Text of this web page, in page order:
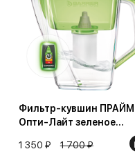
Фильтр-кувшин ПРАЙМ
Опти-Лайт зеленое
1 350 ₽
1 700 ₽